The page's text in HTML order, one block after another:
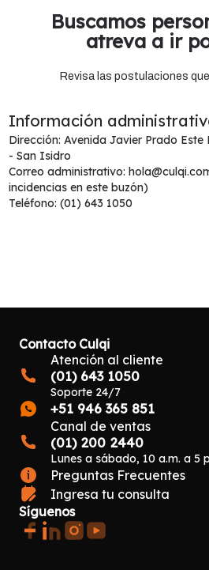
Buscamos
atreva a ir
Revisa las postulaciones
Información
Dirección: Avenida Javier Prado
- San Isidro
Correo administrativo:
incidencias en este buzón)
Teléfono: (01) 643 1050
Contacto Culqi
Atención al cliente
(01) 643 1050
Soporte 24/7
+51 946 365 851
Canal de ventas
(01) 200 2440
Lunes a sábado, 10 a.m. a 5
Preguntas Frecuentes
Ingresa tu consulta
Síguenos